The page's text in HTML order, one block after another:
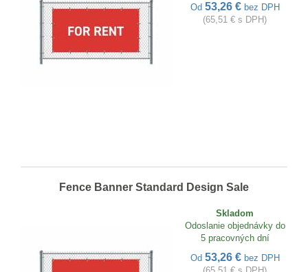
Od 53,26 € bez DPH
(65,51 € s DPH)
Fence Banner Standard Design Sale
Skladom
Odoslanie objednávky do
5 pracovných dní
Od 53,26 € bez DPH